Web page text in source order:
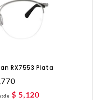
RX7553 Plata
$ 5,120